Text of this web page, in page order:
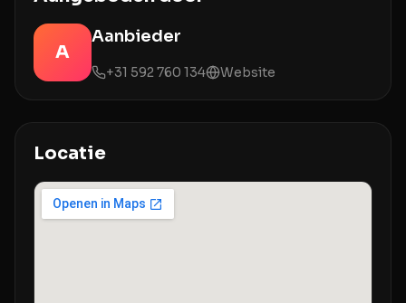
A
Aanbieder
+31 592 760 134 Website
Locatie